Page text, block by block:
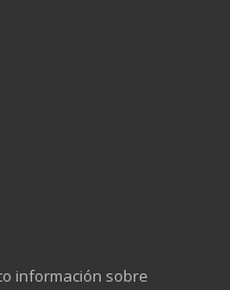
información sobre